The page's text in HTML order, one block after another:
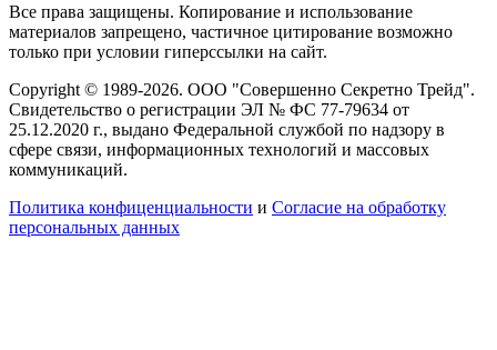
Все права защищены. Копирование и использование
материалов запрещено, частичное цитирование возможно
только при условии гиперссылки на сайт.
Copyright © 1989-2026. ООО "Совершенно Секретно Трейд".
Свидетельство о регистрации ЭЛ № ФС 77-79634 от
25.12.2020 г., выдано Федеральной службой по надзору в
сфере связи, информационных технологий и массовых
коммуникаций.
Политика конфиценциальности и Согласие на обработку
персональных данных